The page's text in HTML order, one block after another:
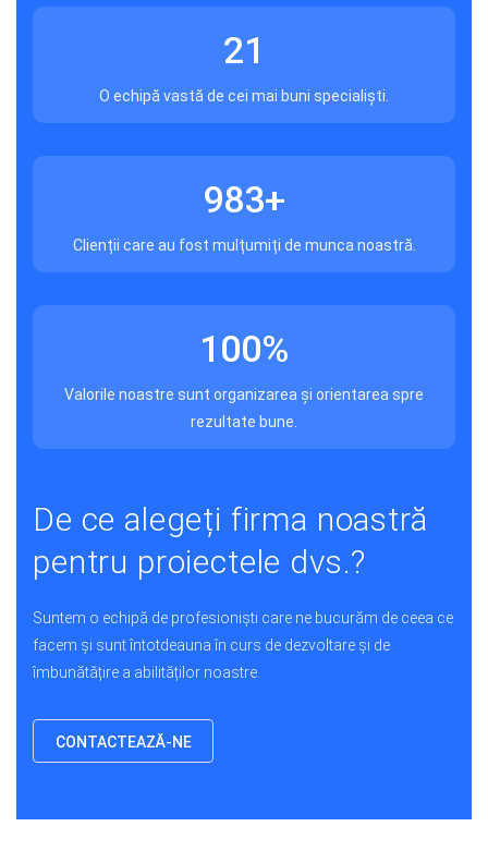
21
O echipă vastă de cei mai buni specialiști.
983+
Clienții care au fost mulțumiți de munca noastră.
100%
Valorile noastre sunt organizarea și orientarea spre
rezultate bune.
De ce alegeți firma noastră
pentru proiectele dvs.?
Suntem o echipă de profesioniști care ne bucurăm de ceea ce
facem și sunt întotdeauna în curs de dezvoltare și de
îmbunătățire a abilităților noastre.
CONTACTEAZĂ-NE